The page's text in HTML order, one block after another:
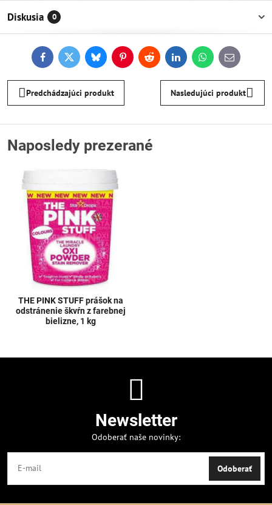
Diskusia 0
FacebookTwitterBlueskyPinterestReddit LinkedInWhatsApp
E-
mail
Predchádzajúci produkt Nasledujúci produkt
Naposledy prezerané
THE PINK STUFF prášok na
odstránenie škvŕn z farebnej
bielizne, 1 kg
Newsletter
Odoberať naše novinky:
Odoberať